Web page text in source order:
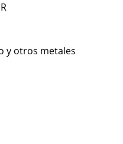
y otros metales